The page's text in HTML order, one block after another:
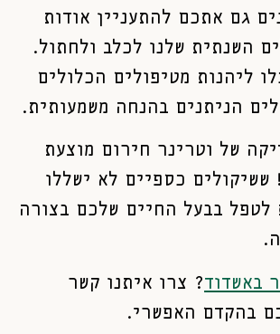
גם אתכם להתעניין אודות
השנתית שלנו לכלב ולחתול.
ליהנות מטיפולים הכלולים
הניתנים בהנחה משמעותית.
של וטרינר חירום מוצעת
הנחה! ששיקולים כספיים לא ישללו
לטפל בבעל החיים שלכם בצורה
באשדוד? צרו איתנו קשר
בהקדם האפשרי.